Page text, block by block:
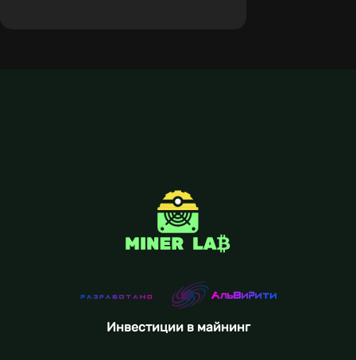
Инвестиции в майнинг